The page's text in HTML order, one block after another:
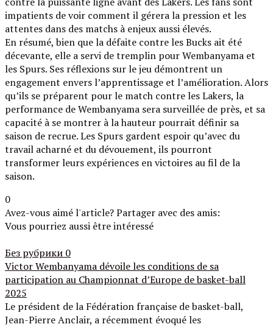
impatients de voir comment il gérera la pression et les
attentes dans des matchs à enjeux aussi élevés.
En résumé, bien que la défaite contre les Bucks ait été
décevante, elle a servi de tremplin pour Wembanyama et
les Spurs. Ses réflexions sur le jeu démontrent un
engagement envers l’apprentissage et l’amélioration. Alors
qu’ils se préparent pour le match contre les Lakers, la
performance de Wembanyama sera surveillée de près, et sa
capacité à se montrer à la hauteur pourrait définir sa
saison de recrue. Les Spurs gardent espoir qu’avec du
travail acharné et du dévouement, ils pourront
transformer leurs expériences en victoires au fil de la
saison.
0
Avez-vous aimé l'article? Partager avec des amis:
Vous pourriez aussi être intéressé
Без рубрики 0
Victor Wembanyama dévoile les conditions de sa
participation au Championnat d’Europe de basket-ball
2025
Le président de la Fédération française de basket-ball,
Jean-Pierre Anclair, a récemment évoqué les